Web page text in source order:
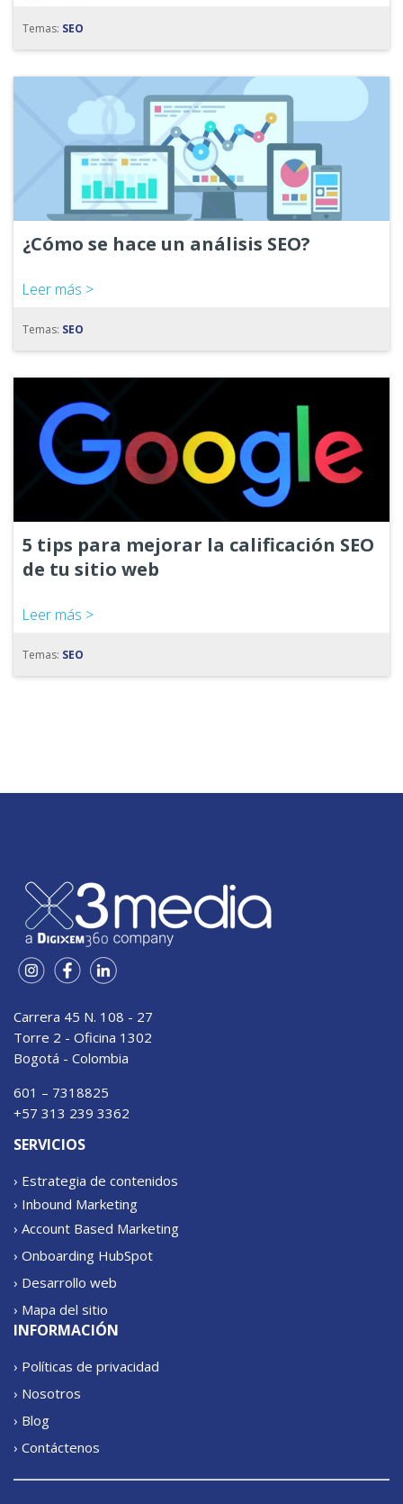
Temas: SEO
¿Cómo se hace un análisis SEO?
Leer más >
Temas: SEO
5 tips para mejorar la calificación SEO
de tu sitio web
Leer más >
Temas: SEO
Carrera 45 N. 108 - 27
Torre 2 - Oficina 1302
Bogotá - Colombia
601 – 7318825
+57 313 239 3362
SERVICIOS
› Estrategia de contenidos
› Inbound Marketing
› Account Based Marketing
› Onboarding HubSpot
› Desarrollo web
› Mapa del sitio
INFORMACIÓN
› Políticas de privacidad
› Nosotros
› Blog
› Contáctenos